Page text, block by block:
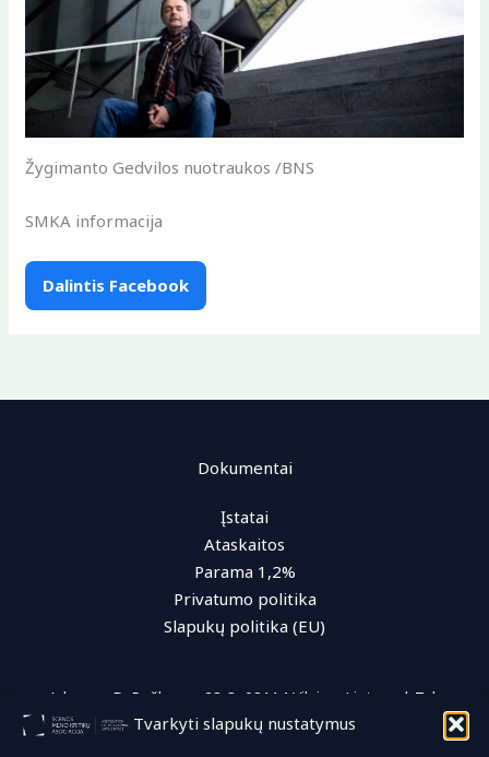
Tvarkyti slapukų nustatymus
Žygimanto Gedvilos nuotraukos /BNS
SMKA informacija
Dalintis Facebook
Dokumentai
Įstatai
Ataskaitos
Parama 1,2%
Privatumo politika
Slapukų politika (EU)
Adresas: D. Poškos g. 28-3, 08114 Vilnius, Lietuva | Tel.:
+370 (616) 96 622 | El. paštas: info@smka.lt